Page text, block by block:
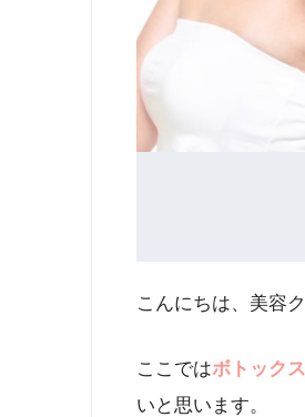
こんにちは、美容
ここではボトック
いと思います。